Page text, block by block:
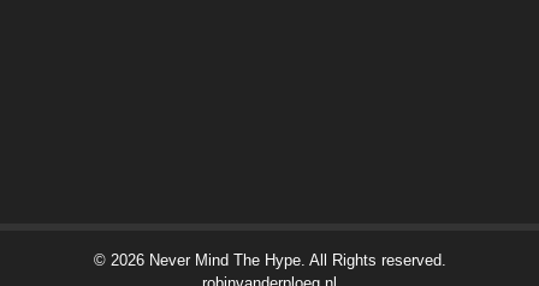
© 2026 Never Mind The Hype. All Rights reserved.